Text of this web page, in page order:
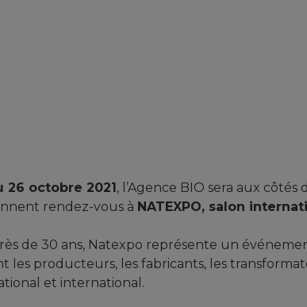
26 octobre 2021, l’Agence BIO sera aux
rendez-vous à NATEXPO, salon
de 30 ans, Natexpo représente un
les producteurs, les fabricants, les
et international.